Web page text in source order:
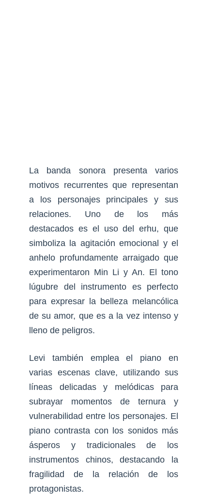
La banda sonora presenta varios
motivos recurrentes que representan
a los personajes principales y sus
relaciones. Uno de los más
destacados es el uso del erhu, que
simboliza la agitación emocional y el
anhelo profundamente arraigado que
experimentaron Min Li y An. El tono
lúgubre del instrumento es perfecto
para expresar la belleza melancólica
de su amor, que es a la vez intenso y
lleno de peligros.
Levi también emplea el piano en
varias escenas clave, utilizando sus
líneas delicadas y melódicas para
subrayar momentos de ternura y
vulnerabilidad entre los personajes. El
piano contrasta con los sonidos más
ásperos y tradicionales de los
instrumentos chinos, destacando la
fragilidad de la relación de los
protagonistas.